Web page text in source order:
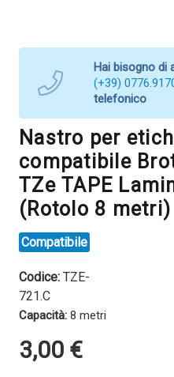
Hai bisogno di
(+39)
telefonico
Nastro per
compatibile
TZe TAPE
(Rotolo 8 metri)
Compatibile
Codice: TZE-
721.C
Capacità: 8 metri
3,00 €